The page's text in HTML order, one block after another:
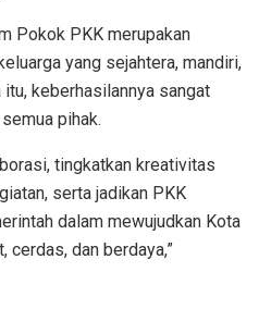
Pokok PKK merupakan
yang sejahtera, mandiri,
itu, keberhasilannya sangat
pihak.
tingkatkan kreativitas
serta jadikan PKK
dalam mewujudkan Kota
cerdas, dan berdaya,”